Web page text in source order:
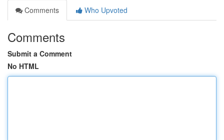
Comments
Who Upvoted
Comments
Submit a Comment
No HTML